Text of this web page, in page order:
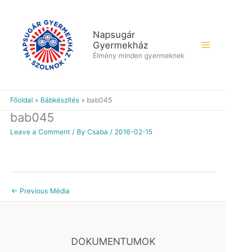
Napsugár
Gyermekház
Élmény minden gyermeknek
Főoldal Bábkészítés bab045
bab045
Leave a Comment / By Csaba / 2016-02-15
← Previous Média
DOKUMENTUMOK